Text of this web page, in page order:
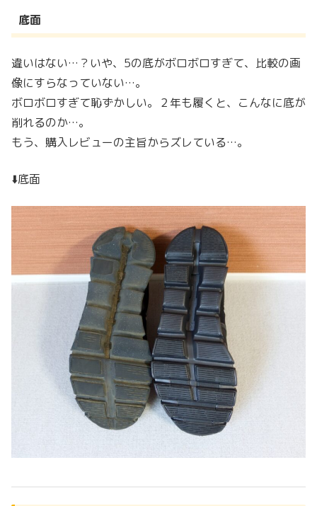
底面
違いはない…？いや、5の底がボロボロすぎて、比較の画
像にすらなっていない…。
ボロボロすぎて恥ずかしい。２年も履くと、こんなに底が
削れるのか…。
もう、購入レビューの主旨からズレている…。
⬇️底面